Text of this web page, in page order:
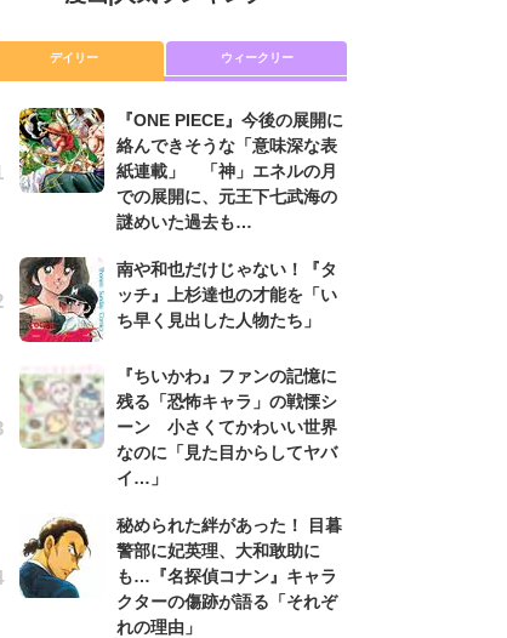
デイリー ウィークリー
『ONE PIECE』今後の展開に
絡んできそうな「意味深な表
紙連載」 「神」エネルの月
での展開に、元王下七武海の
謎めいた過去も…
南や和也だけじゃない！『タ
ッチ』上杉達也の才能を「い
ち早く見出した人物たち」
『ちいかわ』ファンの記憶に
残る「恐怖キャラ」の戦慄シ
ーン 小さくてかわいい世界
なのに「見た目からしてヤバ
イ…」
秘められた絆があった！ 目暮
警部に妃英理、大和敢助に
も…『名探偵コナン』キャラ
クターの傷跡が語る「それぞ
れの理由」